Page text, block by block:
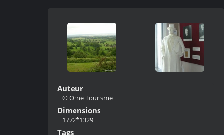
Auteur
© Orne Tourisme
Dimensions
1772*1329
Tags